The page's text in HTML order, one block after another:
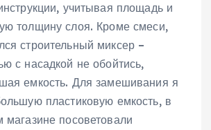
учитывая площадь и
толщину слоя. Кроме смеси,
строительный миксер –
с насадкой не обойтись,
емкость. Для замешивания я
пластиковую емкость, в
магазине посоветовали